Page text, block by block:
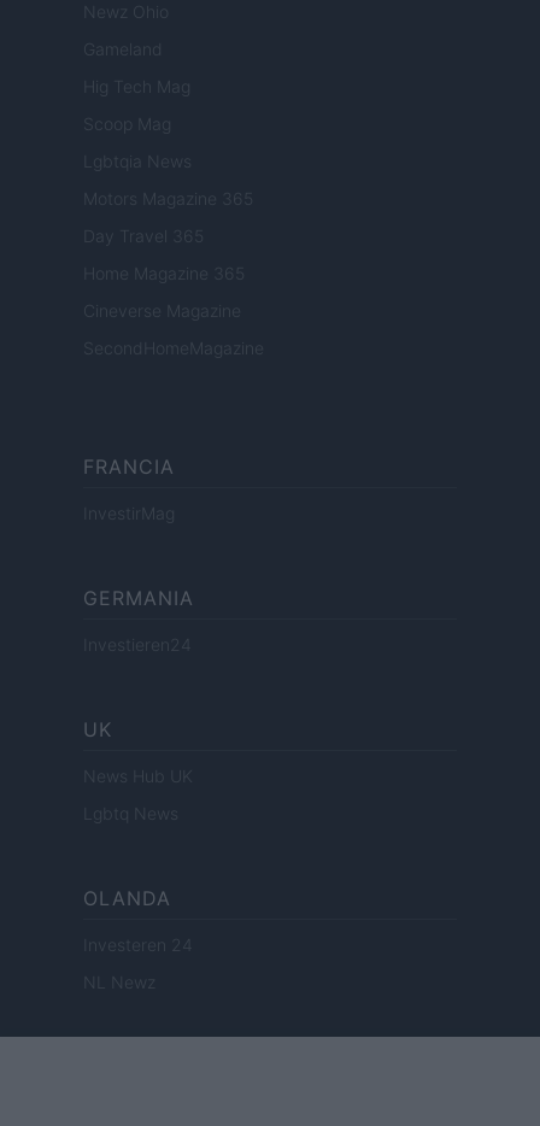
Newz Ohio
Gameland
Hig Tech Mag
Scoop Mag
Lgbtqia News
Motors Magazine 365
Day Travel 365
Home Magazine 365
Cineverse Magazine
SecondHomeMagazine
FRANCIA
InvestirMag
GERMANIA
Investieren24
UK
News Hub UK
Lgbtq News
OLANDA
Investeren 24
NL Newz